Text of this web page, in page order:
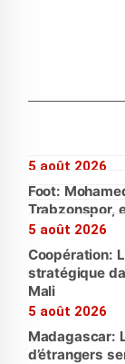
5 août 2026
Foot:
Trabzonspor,
5 août 2026
Coopération:
stratégique
Mali
5 août 2026
Madagascar:
d’étrangers